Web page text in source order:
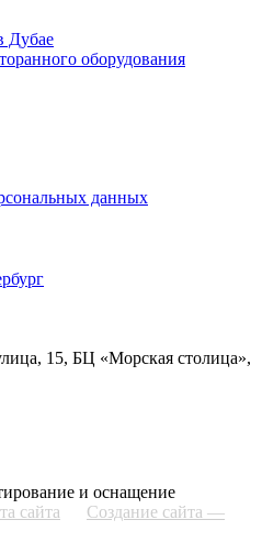
Дубае
оборудования
данных
15, БЦ «Морская столица»,
и оснащение
сайта
Создание сайта —